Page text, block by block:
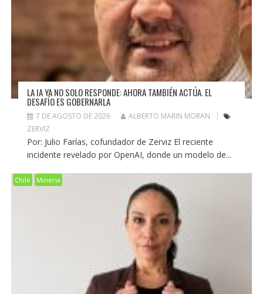
LA IA YA NO SOLO RESPONDE: AHORA TAMBIÉN ACTÚA. EL
DESAFÍO ES GOBERNARLA
7 DE AGOSTO DE 2026
ALBERTO MARIN MORAN
ZERVIZ
Por: Julio Farías, cofundador de Zerviz El reciente
incidente revelado por OpenAI, donde un modelo de...
Chile Mineria